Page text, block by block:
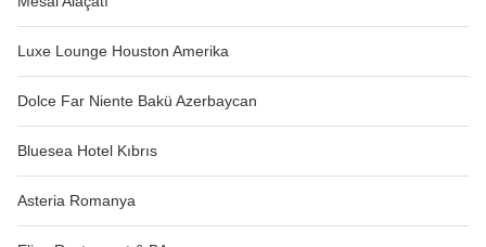
Luxe Lounge Houston Amerika
Dolce Far Niente Bakü Azerbaycan
Bluesea Hotel Kıbrıs
Asteria Romanya